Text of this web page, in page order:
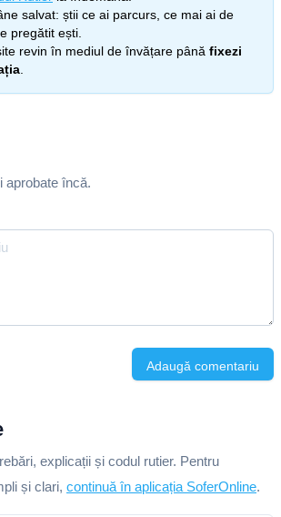
salvat: știi ce ai parcurs, ce mai ai de
pregătit ești.
revin în mediul de învățare până fixezi
aprobate încă.
Adaugă comentariu
explicații și codul rutier. Pentru
și clari, continuă în aplicația SoferOnline.